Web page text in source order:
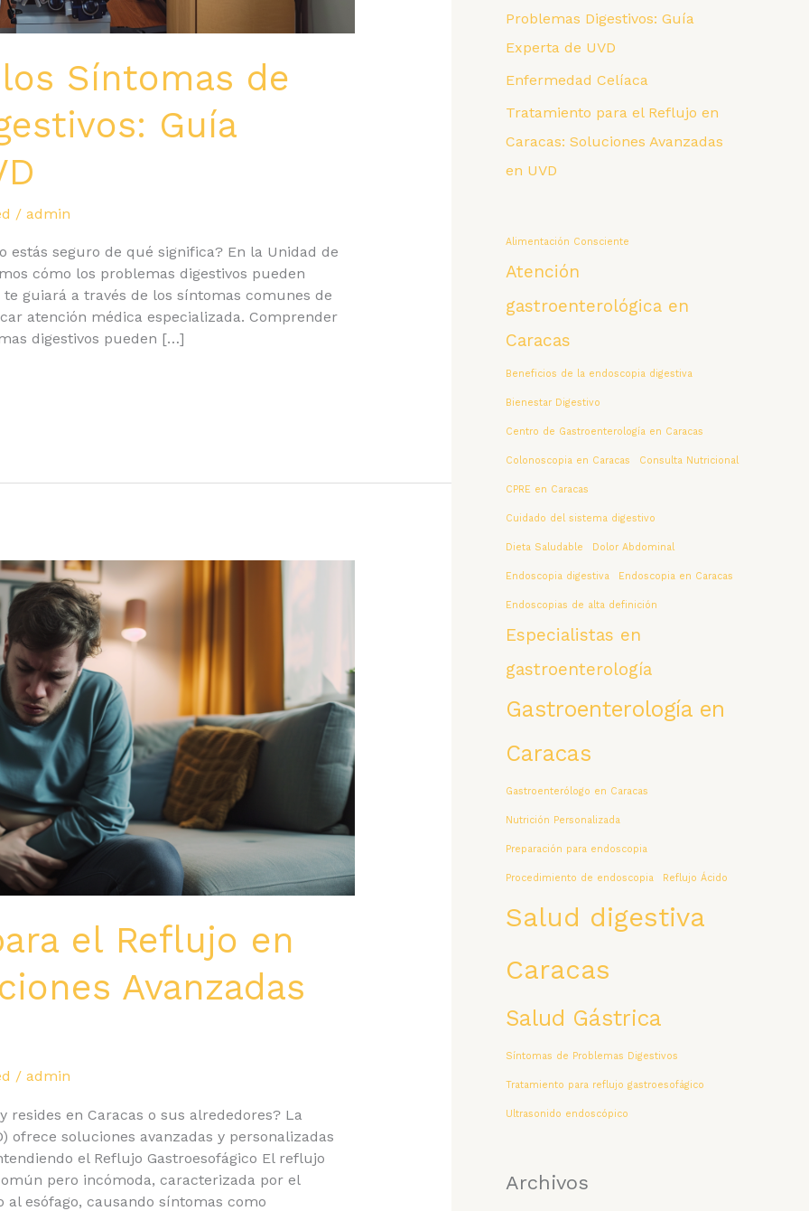
Síntomas de
Guía
/ admin
estás seguro de qué significa? En la Unidad de
cómo los problemas digestivos pueden
guiará a través de los síntomas comunes de
atención médica especializada. Comprender
digestivos pueden […]
el Reflujo en
Avanzadas
/ admin
resides en Caracas o sus alrededores? La
ofrece soluciones avanzadas y personalizadas
el Reflujo Gastroesofágico El reflujo
pero incómoda, caracterizada por el
esófago, causando síntomas como
Problemas Digestivos: Guía
Experta de UVD
Enfermedad Celíaca
Tratamiento para el Reflujo en
Caracas: Soluciones Avanzadas
en UVD
Alimentación Consciente
Atención
gastroenterológica en
Caracas
Beneficios de la endoscopia digestiva
Bienestar Digestivo
Centro de Gastroenterología en Caracas
Colonoscopia en Caracas Consulta Nutricional
CPRE en Caracas
Cuidado del sistema digestivo
Dieta Saludable Dolor Abdominal
Endoscopia digestiva Endoscopia en Caracas
Endoscopias de alta definición
Especialistas en
gastroenterología
Gastroenterología en
Caracas
Gastroenterólogo en Caracas
Nutrición Personalizada
Preparación para endoscopia
Procedimiento de endoscopia Reflujo Ácido
Salud digestiva
Caracas
Salud Gástrica
Síntomas de Problemas Digestivos
Tratamiento para reflujo gastroesofágico
Ultrasonido endoscópico
Archivos